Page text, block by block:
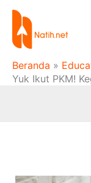
Lewati
konten
Beranda
Yuk Ikut PKM!